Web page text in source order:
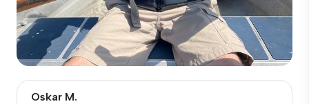
Oskar M.